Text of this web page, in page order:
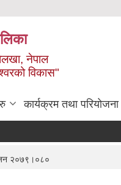
नेपाल
विकास"
कार्यक्रम तथा परियोजना
२०७९।०८०